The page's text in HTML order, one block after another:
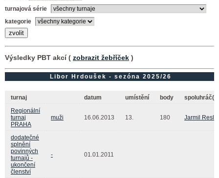
turnajová série
kategorie
Výsledky PBT akcí ( zobrazit žebříček )
Libor Hrdoušek - sezóna 2025/26
turnaj datum umístění body
Regionální
turnaj
PRAHA
muži 16.06.2013 13. 180 Jarmil Resler
dodatečné
splnění
povinných
turnajů -
ukončení
členství
- 01.01.2011